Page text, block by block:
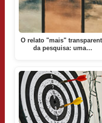
O relato "mais"
da pesquisa: uma…